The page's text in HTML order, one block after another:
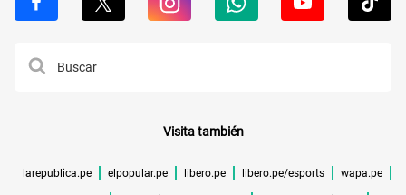
Visita también
larepublica.pe elpopular.pe libero.pe libero.pe/esports wapa.pe